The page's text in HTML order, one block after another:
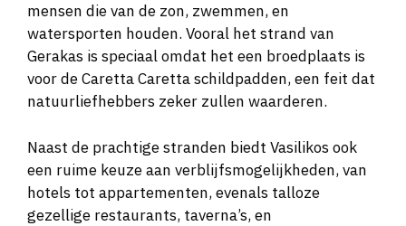
mensen die van de zon, zwemmen, en
watersporten houden. Vooral het strand van
Gerakas is speciaal omdat het een broedplaats is
voor de Caretta Caretta schildpadden, een feit dat
natuurliefhebbers zeker zullen waarderen.
Naast de prachtige stranden biedt Vasilikos ook
een ruime keuze aan verblijfsmogelijkheden, van
hotels tot appartementen, evenals talloze
gezellige restaurants, taverna’s, en